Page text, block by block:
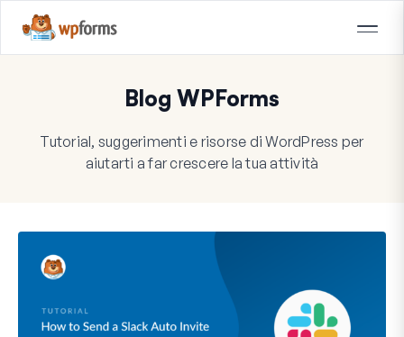
Blog WPForms
Tutorial, suggerimenti e risorse di WordPress per
aiutarti a far crescere la tua attività